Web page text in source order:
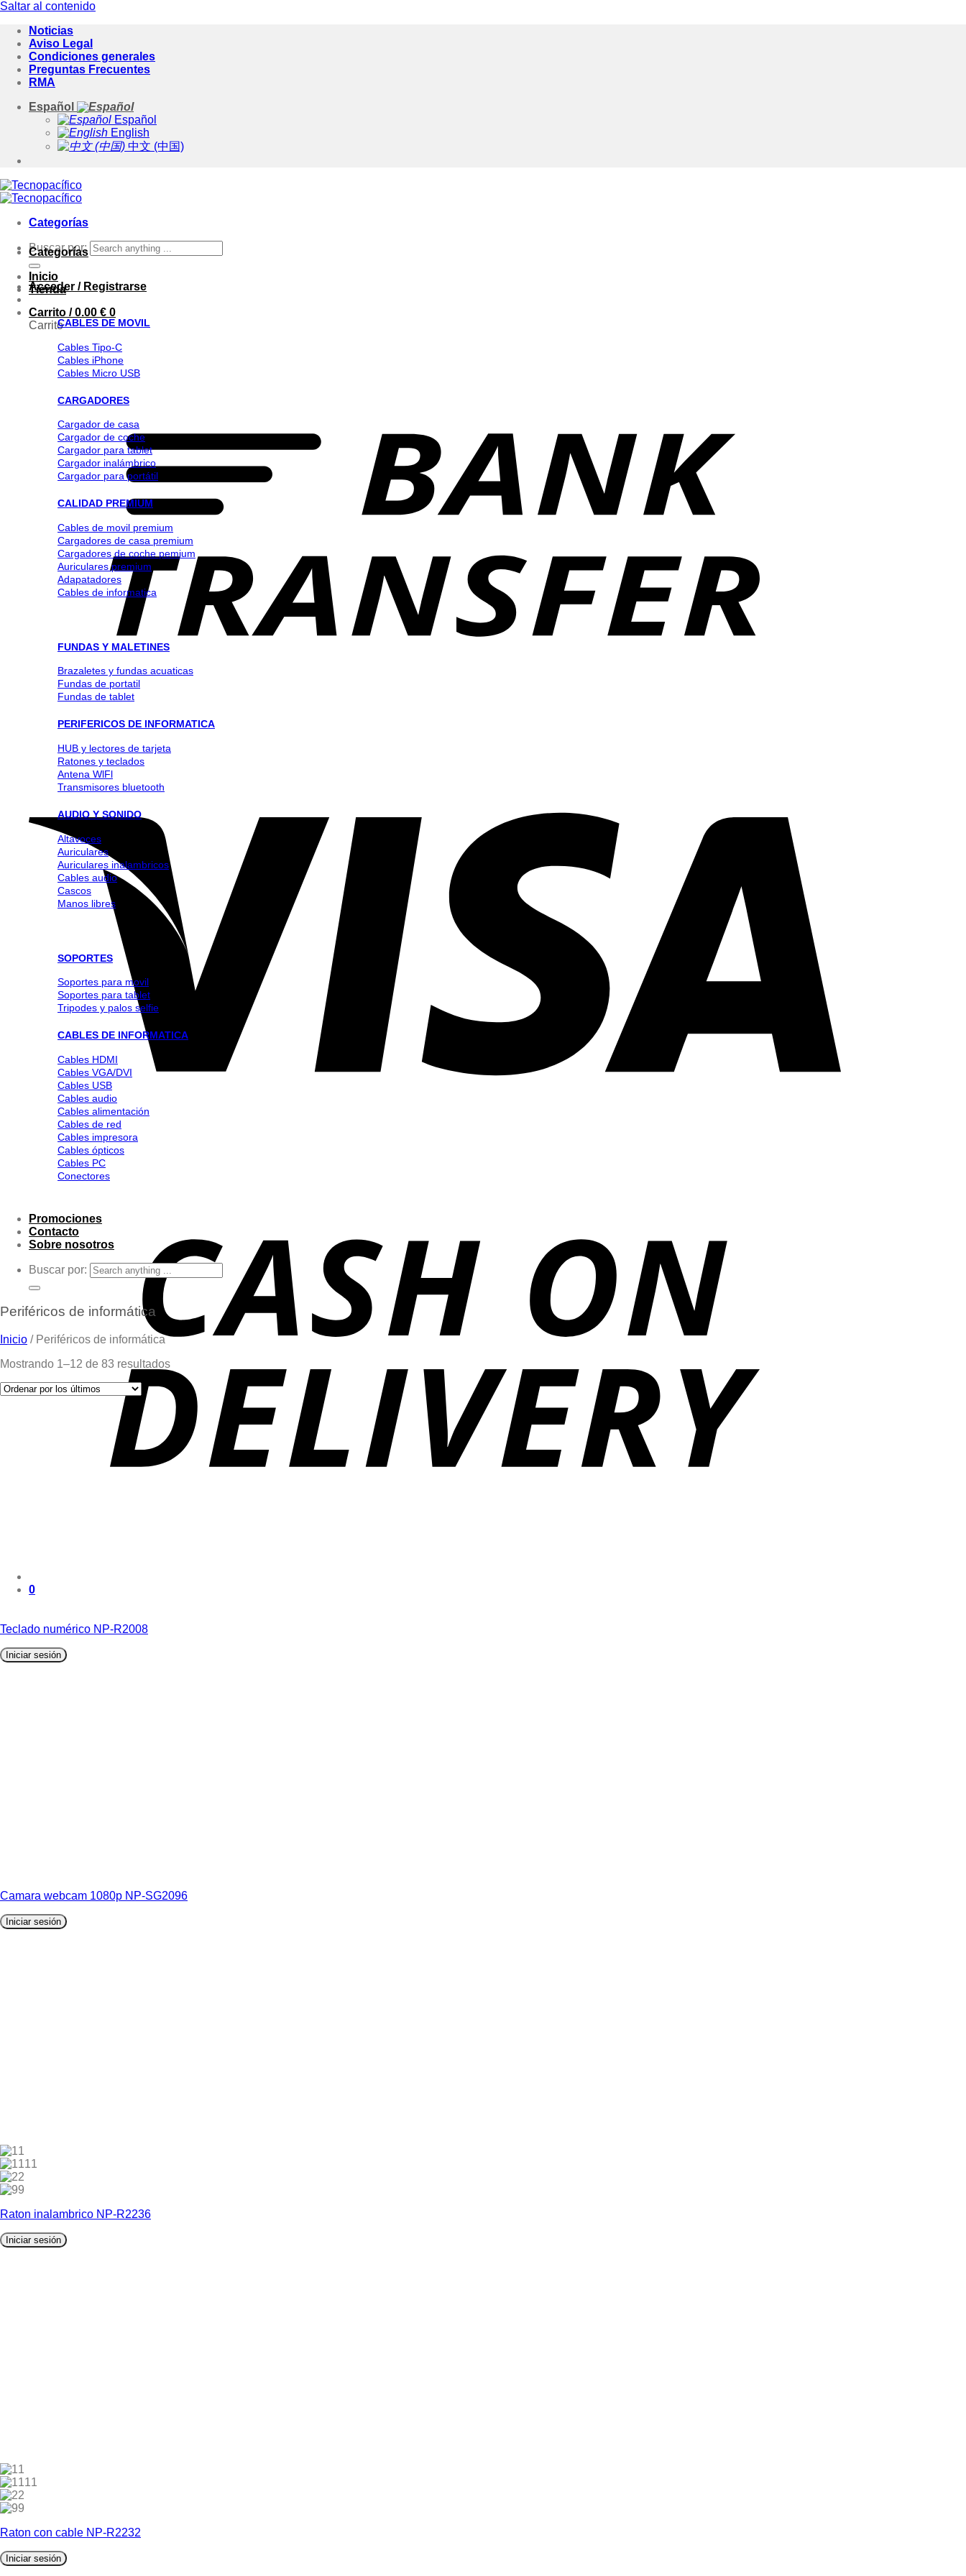
Saltar al contenido
Noticias
Aviso Legal
Condiciones generales
Preguntas Frecuentes
RMA
Español
Español
English
中文 (中国)
Categorías
Buscar por:
Acceder / Registrarse
Carrito /0.00 € 0
Carrito
0
Categorías
Inicio
Tienda
CABLES DE MOVIL
Cables Tipo-C
Cables iPhone
Cables Micro USB
CARGADORES
Cargador de casa
Cargador de coche
Cargador para tablet
Cargador inalámbrico
Cargador para portátil
CALIDAD PREMIUM
Cables de movil premium
Cargadores de casa premium
Cargadores de coche pemium
Auriculares premium
Adapatadores
Cables de informatica
FUNDAS Y MALETINES
Brazaletes y fundas acuaticas
Fundas de portatil
Fundas de tablet
PERIFERICOS DE INFORMATICA
HUB y lectores de tarjeta
Ratones y teclados
Antena WlFl
Transmisores bluetooth
AUDIO Y SONIDO
Altavoces
Auriculares
Auriculares inalambricos
Cables audio
Cascos
Manos libres
SOPORTES
Soportes para movil
Soportes para tablet
Tripodes y palos selfie
CABLES DE INFORMATICA
Cables HDMI
Cables VGA/DVI
Cables USB
Cables audio
Cables alimentación
Cables de red
Cables impresora
Cables ópticos
Cables PC
Conectores
Promociones
Contacto
Sobre nosotros
Buscar por:
Periféricos de informática
Inicio /Periféricos de informática
Mostrando 1–12 de 83 resultados
Teclado numérico NP-R2008
Iniciar sesión
Camara webcam 1080p NP-SG2096
Iniciar sesión
1
11
2
9
Raton inalambrico NP-R2236
Iniciar sesión
1
11
2
9
Raton con cable NP-R2232
Iniciar sesión